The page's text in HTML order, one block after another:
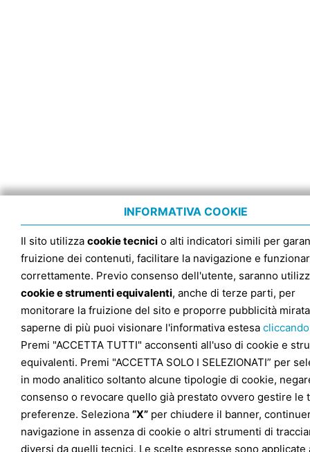
INFORMATIVA COOKIE
Il sito utilizza cookie tecnici o alti indicatori simili per
fruizione dei contenuti, facilitare la navigazione e
correttamente. Previo consenso dell'utente, saranno
cookie e strumenti equivalenti, anche di terze parti, per
monitorare la fruizione del sito e proporre pubblicità
saperne di più puoi visionare l'informativa estesa
Premi "ACCETTA TUTTI" acconsenti all'uso di cookie e
equivalenti. Premi "ACCETTA SOLO I SELEZIONATI” per
in modo analitico soltanto alcune tipologie di cookie,
consenso o revocare quello già prestato ovvero gestire le
preferenze. Seleziona “X” per chiudere il banner,
navigazione in assenza di cookie o altri strumenti di
diversi da quelli tecnici. Le scelte espresse sono applicate